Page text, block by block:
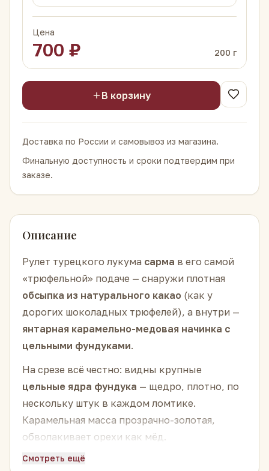
Цена
700 ₽ 200 г
В корзину
Доставка по России и самовывоз из магазина.
Финальную доступность и сроки подтвердим при
заказе.
Описание
Рулет турецкого лукума сарма в его самой
«трюфельной» подаче — снаружи плотная
обсыпка из натурального какао (как у
дорогих шоколадных трюфелей), а внутри —
янтарная карамельно-медовая начинка с
цельными фундуками.
На срезе всё честно: видны крупные
цельные ядра фундука — щедро, плотно, по
нескольку штук в каждом ломтике.
Карамельная масса прозрачно-золотая,
обволакивает орехи как мёд.
Откусываешь — и сначала на языке оседает
Смотреть ещё